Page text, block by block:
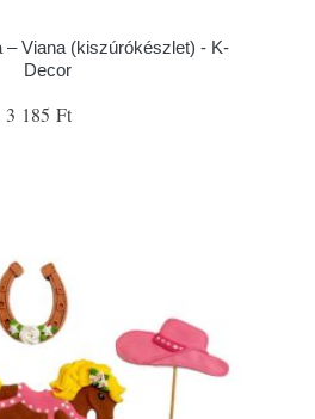
– Viana (kiszúrókészlet) - K-
Decor
3 185 Ft